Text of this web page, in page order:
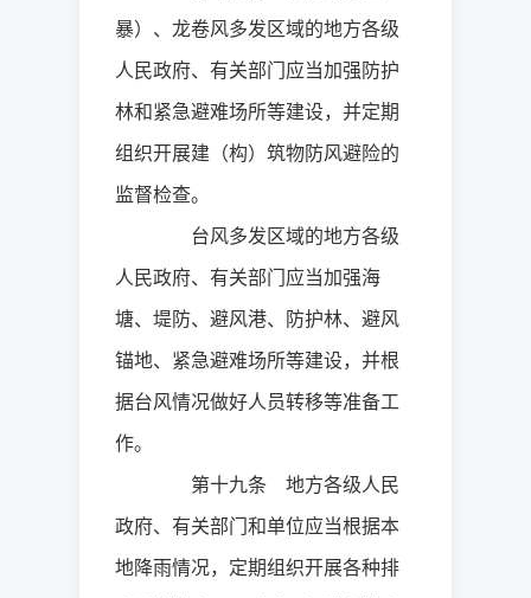
暴）、龙卷风多发区域的地方各级
人民政府、有关部门应当加强防护
林和紧急避难场所等建设，并定期
组织开展建（构）筑物防风避险的
监督检查。
台风多发区域的地方各级
人民政府、有关部门应当加强海
塘、堤防、避风港、防护林、避风
锚地、紧急避难场所等建设，并根
据台风情况做好人员转移等准备工
作。
第十九条 地方各级人民
政府、有关部门和单位应当根据本
地降雨情况，定期组织开展各种排